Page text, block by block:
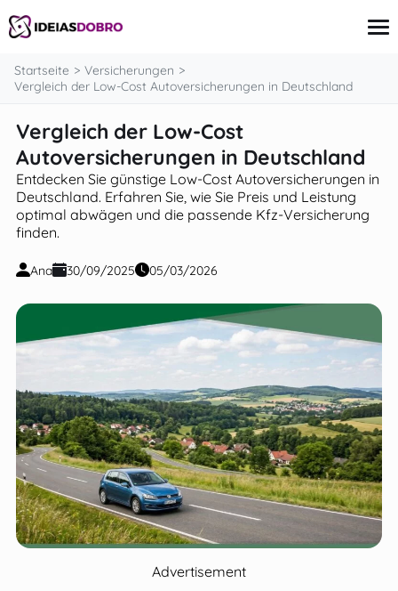
Kreditkarte
Finanzen
Investitionen
Kredit und Finanzierung
Versicherungen
Startseite
Versicherungen
Vergleich der Low-Cost Autoversicherungen in Deutschland
Vergleich der Low-Cost
Autoversicherungen in Deutschland
Entdecken Sie günstige Low-Cost Autoversicherungen in
Deutschland. Erfahren Sie, wie Sie Preis und Leistung
optimal abwägen und die passende Kfz-Versicherung
finden.
Ana 30/09/2025 05/03/2026
Advertisement